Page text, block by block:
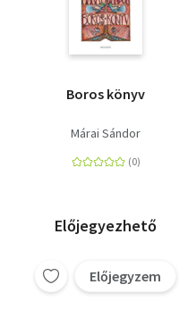
Boros könyv
Márai Sándor
Előjegyezhető
Előjegyzem